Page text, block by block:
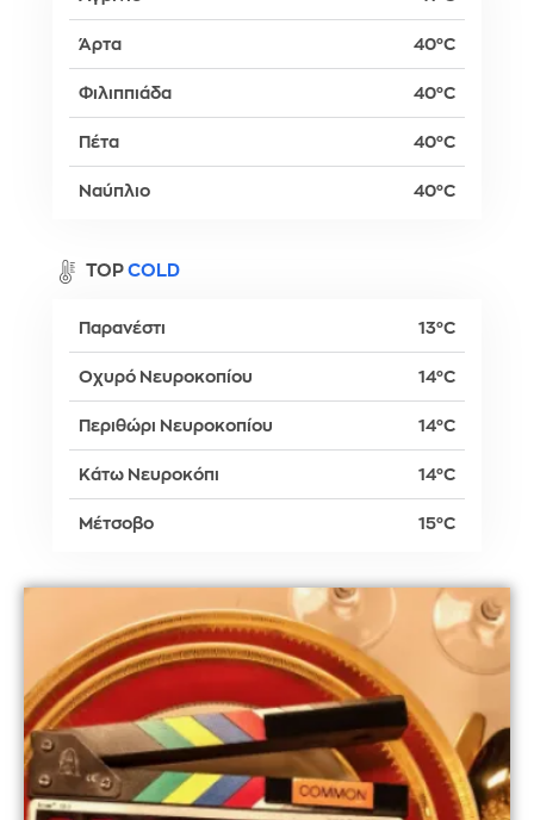
Άρτα 40°C
Φιλιππιάδα 40°C
Πέτα 40°C
Ναύπλιο 40°C
TOP COLD
Παρανέστι 13°C
Οχυρό Νευροκοπίου 14°C
Περιθώρι Νευροκοπίου 14°C
Κάτω Νευροκόπι 14°C
Μέτσοβο 15°C